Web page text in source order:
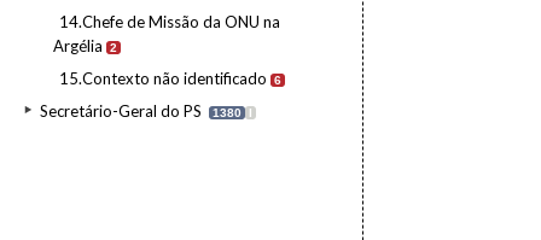
14.Chefe de Missão da ONU na
Argélia
2
15.Contexto não identificado 6
Secretário-Geral do PS 1380 I